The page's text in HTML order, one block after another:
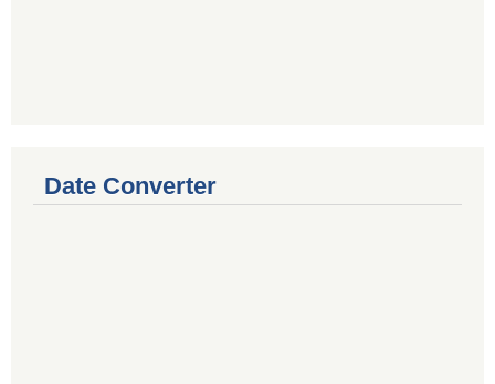
Date Converter